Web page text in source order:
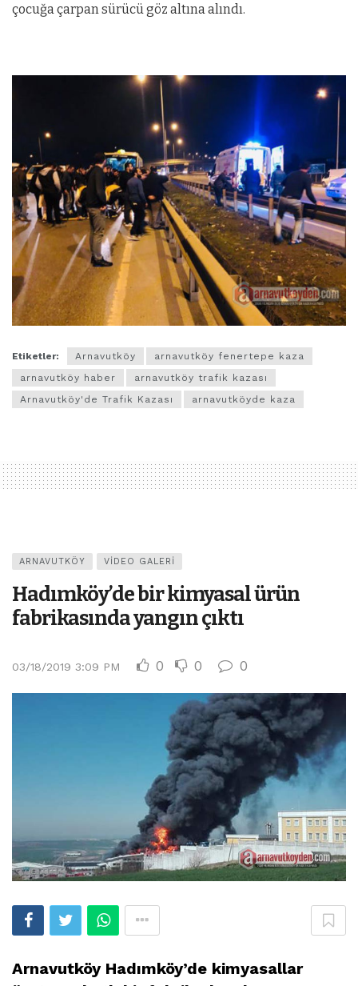
çocuğa çarpan sürücü göz altına alındı.
Etiketler: Arnavutköy
arnavutköy fenertepe kaza
arnavutköy haber
arnavutköy trafik kazası
Arnavutköy'de Trafik Kazası
arnavutköyde kaza
ARNAVUTKÖY VIDEO GALERI
Hadımköy’de bir kimyasal ürün
fabrikasında yangın çıktı
03/18/2019 3:09 PM 0 0 0
Arnavutköy Hadımköy’de kimyasallar